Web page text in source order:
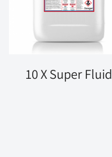
10 X Super Fluid